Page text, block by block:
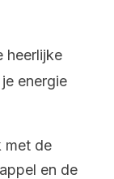
heerlijke
energie
met de
en de